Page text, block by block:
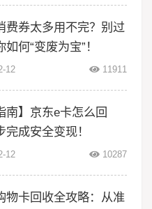
费券太多用不完？别过
何“变废为宝”！
12 11911
南】京东e卡怎么回
完成安全变现！
12 10287
物卡回收全攻略：从准